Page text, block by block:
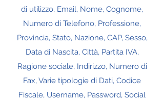
di utilizzo, Email, Nome, Cognome,
Numero di Telefono, Professione,
Provincia, Stato, Nazione, CAP, Sesso,
Data di Nascita, Città, Partita IVA,
Ragione sociale, Indirizzo, Numero di
Fax, Varie tipologie di Dati, Codice
Fiscale, Username, Password, Social